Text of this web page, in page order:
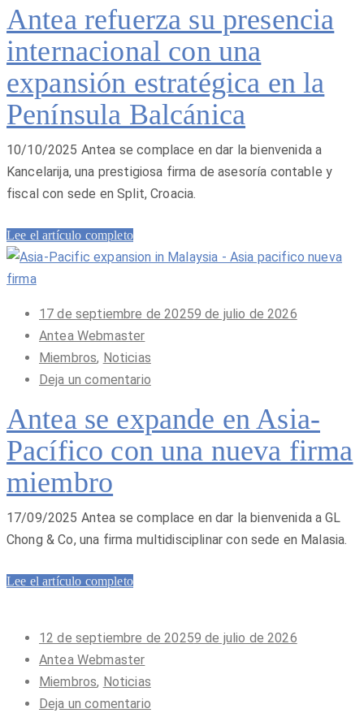
Antea refuerza su presencia
internacional con una
expansión estratégica en la
Península Balcánica
10/10/2025 Antea se complace en dar la bienvenida a
Kancelarija, una prestigiosa firma de asesoría contable y
fiscal con sede en Split, Croacia.
Lee el artículo completo
Publicado
en
17 de septiembre de 20259 de julio de 2026
Antea Webmaster
Miembros, Noticias
Deja un comentario
Antea se expande en Asia-
Pacífico con una nueva firma
miembro
17/09/2025 Antea se complace en dar la bienvenida a GL
Chong & Co, una firma multidisciplinar con sede en Malasia.
Lee el artículo completo
Publicado
en
12 de septiembre de 20259 de julio de 2026
Antea Webmaster
Miembros, Noticias
Deja un comentario